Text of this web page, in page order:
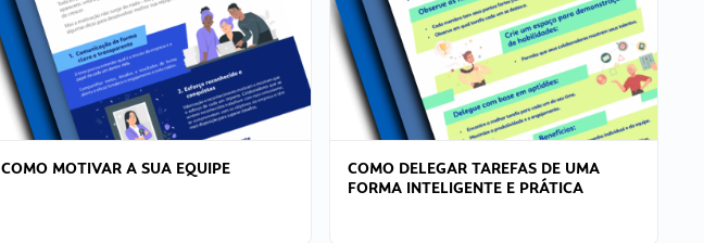
COMO MOTIVAR A SUA EQUIPE
COMO DELEGAR TAREFAS DE UMA
FORMA INTELIGENTE E PRÁTICA